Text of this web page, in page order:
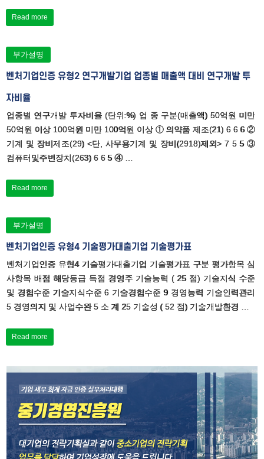
Read more
부가설명
벤처기업인증 유형2 연구개발기업 업종별 매출액 대비 연구개발 투
자비율
업종별 연구개발 투자비율 (단위:%) 업 종 구분(매출액) 50억원 미만
50억원 이상 100억원 미만 100억원 이상 ① 의약품 제조(21) 6 6 6 ②
기계 및 장비제조(29) <단, 사무용기계 및 장비(2918)제외> 7 5 5 ③
컴퓨터및주변장치(263) 6 6 5 ④ …
Read more
부가설명
벤처기업인증 유형4 기술평가대출기업 기술평가표
벤처기업인증 유형4 기술평가대출기업 기술평가표 구분 평가항목 심
사항목 배점 해당등급 득점 경영주 기술능력 ( 25 점) 기술지식 수준
및 경험수준 기술지식수준 6 기술경험수준 9 경영능력 기술인력관리
5 경영의지 및 사업수완 5 소 계 25 기술성 ( 52 점) 기술개발환경 …
Read more